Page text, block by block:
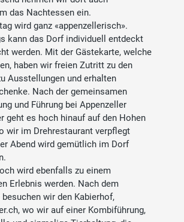
das Nachtessen ein.
wird ganz «appenzellerisch».
kann das Dorf individuell entdeckt
werden. Mit der Gästekarte, welche
haben wir freien Zutritt zu den
Ausstellungen und erhalten
Nach der gemeinsamen
und Führung bei Appenzeller
geht es hoch hinauf auf den Hohen
wir im Drehrestaurant verpflegt
Abend wird gemütlich im Dorf
wird ebenfalls zu einem
Erlebnis werden. Nach dem
wir den Kabierhof,
wo wir auf einer Kombiführung,